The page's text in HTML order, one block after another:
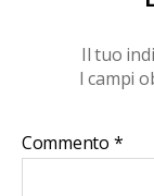
Il tuo
I campi
Commento *